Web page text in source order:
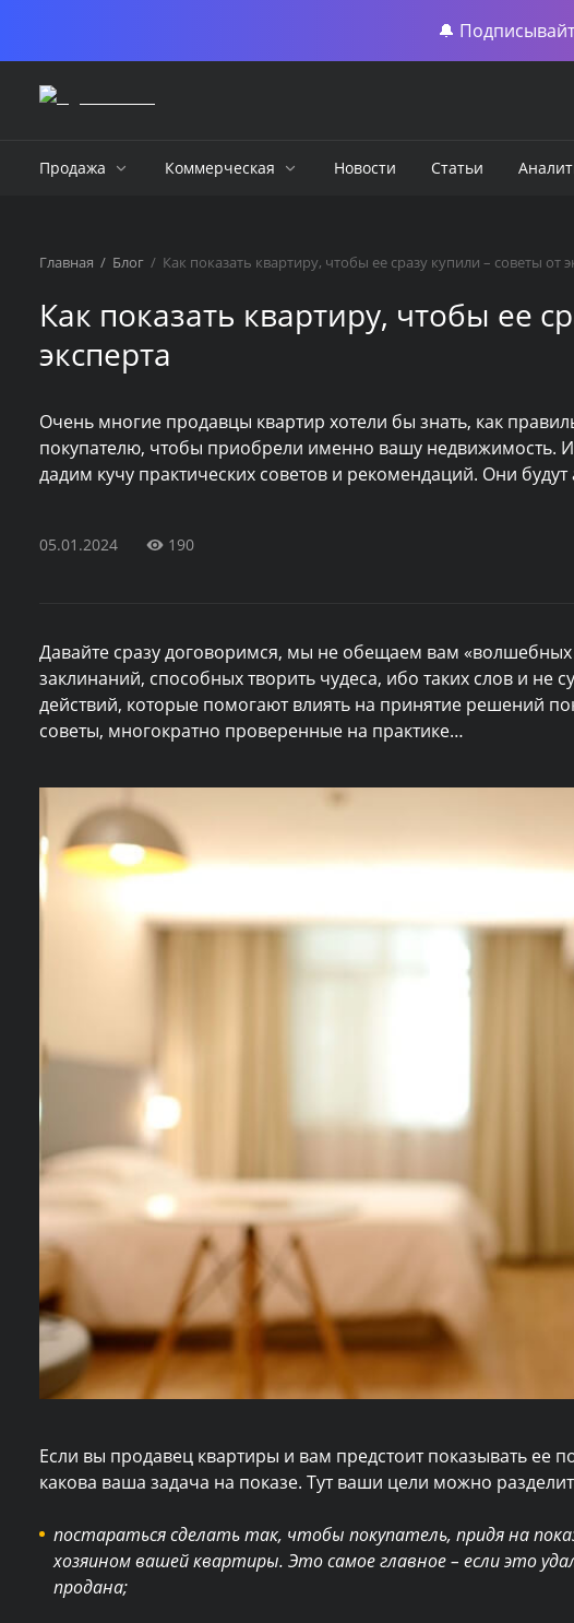
🔔
Продажа Коммерческая Новости Статьи
Главная / Блог / Как показать квартиру, чтобы ее сразу купили – советы от
Как показать квартиру, чтобы ее
эксперта
Очень многие продавцы квартир хотели бы знать, как
покупателю, чтобы приобрели именно вашу недвижимость.
дадим кучу практических советов и рекомендаций. Они
05.01.2024 190
Давайте сразу договоримся, мы не обещаем вам «волшебных
заклинаний, способных творить чудеса, ибо таких слов и не
действий, которые помогают влиять на принятие решений
советы, многократно проверенные на практике…
Если вы продавец квартиры и вам предстоит показывать ее
какова ваша задача на показе. Тут ваши цели можно
постараться сделать так, чтобы покупатель, придя на
хозяином вашей квартиры. Это самое главное – если это
продана;